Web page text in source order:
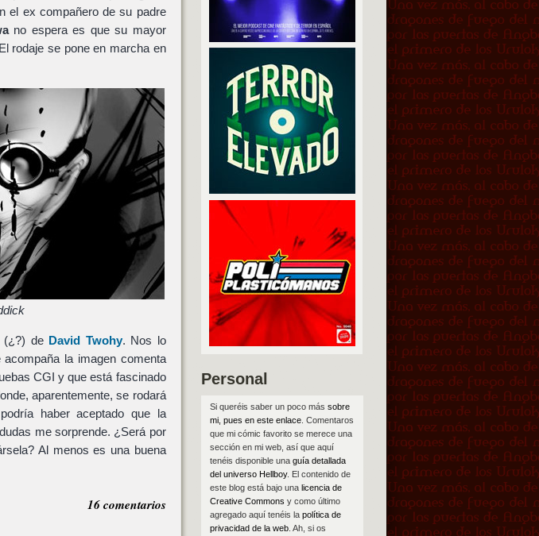
el ex compañero de su padre
no espera es que su mayor
rodaje se pone en marcha en
(¿?) de David Twohy. Nos lo
la imagen comenta
CGI y que está fascinado
aparentemente, se rodará
podría haber aceptado que la
me sorprende. ¿Será por
Al menos es una buena
16 comentarios
Personal
Si queréis saber un poco más sobre
mi, pues en este enlace. Comentaros
que mi cómic favorito se merece una
sección en mi web, así que aquí
tenéis disponible una guía detallada
del universo Hellboy. El contenido de
este blog está bajo una licencia de
Creative Commons y como último
agregado aquí tenéis la política de
privacidad de la web. Ah, si os